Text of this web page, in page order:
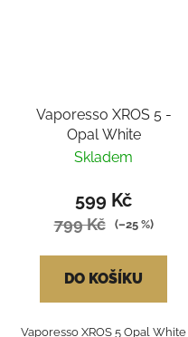
Vaporesso XROS 5 -
Opal White
Skladem
599 Kč
799 Kč (–25 %)
DO KOŠÍKU
Vaporesso XROS 5 Opal White